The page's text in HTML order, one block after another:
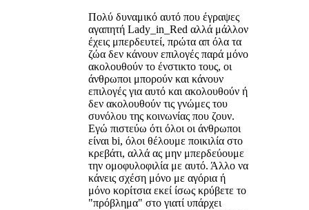
Πολύ δυναμικό αυτό που έγραψες
αγαπητή Lady_in_Red αλλά μάλλον
έχεις μπερδευτεί, πρώτα απ όλα τα
ζώα δεν κάνουν επιλογές παρά μόνο
ακολουθούν το ένστικτο τους, οι
άνθρωποι μπορούν και κάνουν
επιλογές για αυτό και ακολουθούν ή
δεν ακολουθούν τις γνώμες του
συνόλου της κοινωνίας που ζουν.
Εγώ πιστεύω ότι όλοι οι άνθρωποι
είναι bi, όλοι θέλουμε ποικιλία στο
κρεβάτι, αλλά ας μην μπερδεύουμε
την ομοφυλοφιλία με αυτό. Άλλο να
κάνεις σχέση μόνο με αγόρια ή
μόνο κορίτσια εκεί ίσως κρύβετε το
"πρόβλημα" στο γιατί υπάρχει